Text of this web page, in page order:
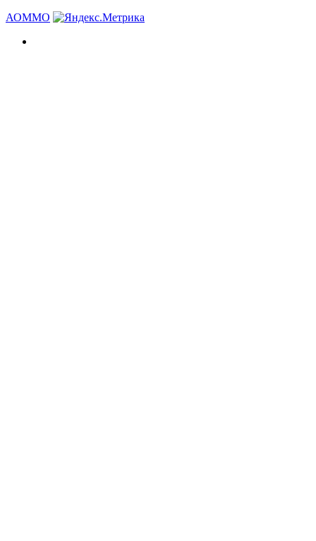
АОММО